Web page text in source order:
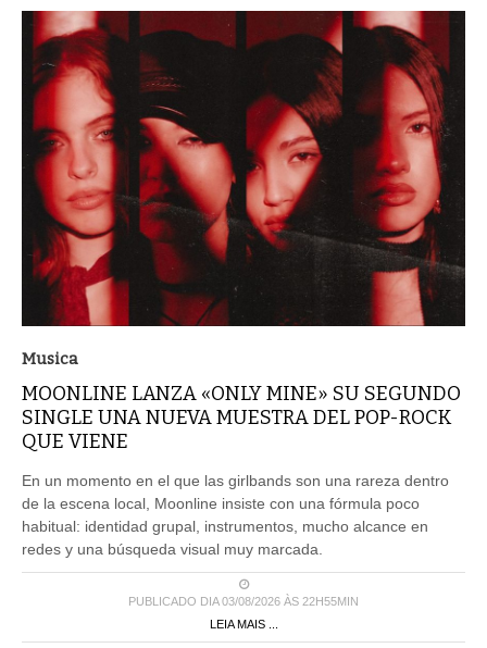
Musica
MOONLINE LANZA «ONLY MINE» SU SEGUNDO
SINGLE UNA NUEVA MUESTRA DEL POP-ROCK
QUE VIENE
En un momento en el que las girlbands son una rareza dentro
de la escena local, Moonline insiste con una fórmula poco
habitual: identidad grupal, instrumentos, mucho alcance en
redes y una búsqueda visual muy marcada.
PUBLICADO DIA 03/08/2026 ÀS 22H55MIN
LEIA MAIS ...